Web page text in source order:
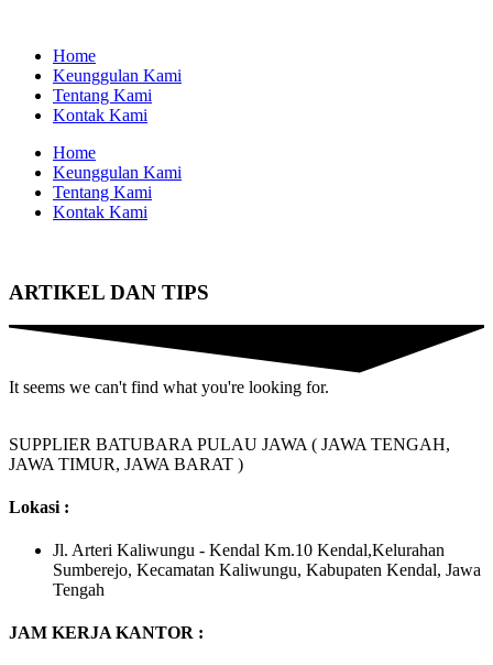
Home
Keunggulan Kami
Tentang Kami
Kontak Kami
Home
Keunggulan Kami
Tentang Kami
Kontak Kami
ARTIKEL DAN TIPS
It seems we can't find what you're looking for.
SUPPLIER BATUBARA PULAU JAWA ( JAWA TENGAH,
JAWA TIMUR, JAWA BARAT )
Lokasi :
Jl. Arteri Kaliwungu - Kendal Km.10 Kendal,Kelurahan
Sumberejo, Kecamatan Kaliwungu, Kabupaten Kendal, Jawa
Tengah
JAM KERJA KANTOR :